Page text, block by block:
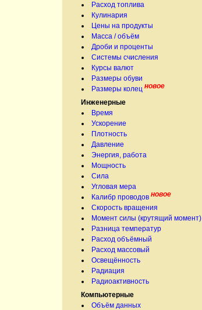
Расход топлива
Кулинария
Цены на продукты
Масса / объём
Дроби и проценты
Системы счисления
Курсы валют
Размеры обуви
Размеры колец новое
Инженерные
Время
Ускорение
Плотность
Давление
Энергия, работа
Мощность
Сила
Угловая мера
Калибр проводов новое
Скорость вращения
Момент силы (крутящий момент)
Разница температур
Расход объёмный
Расход массовый
Освещённость
Радиация
Радиоактивность
Компьютерные
Объём данных